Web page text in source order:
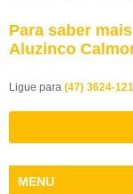
Para saber
Aluzinco
Ligue para (47) 3624-
MENU